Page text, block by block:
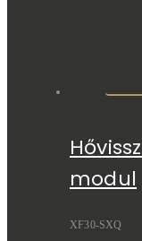
modul
XF30-SXQ